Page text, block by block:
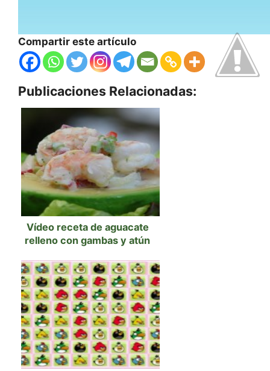
Compartir este artículo
Publicaciones Relacionadas:
Vídeo receta de aguacate
relleno con gambas y atún